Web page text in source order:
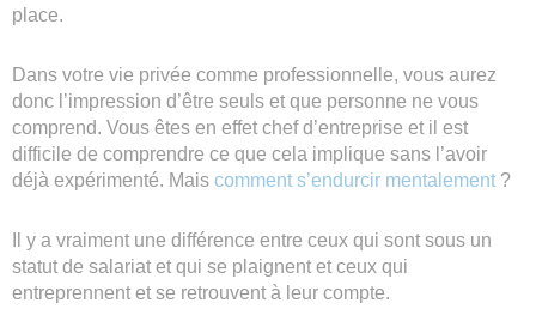
place.
Dans votre vie privée comme professionnelle, vous aurez
donc l’impression d’être seuls et que personne ne vous
comprend. Vous êtes en effet chef d’entreprise et il est
difficile de comprendre ce que cela implique sans l’avoir
déjà expérimenté. Mais comment s’endurcir mentalement ?
Il y a vraiment une différence entre ceux qui sont sous un
statut de salariat et qui se plaignent et ceux qui
entreprennent et se retrouvent à leur compte.